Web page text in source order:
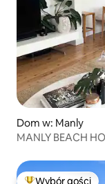
Dom w: Manly
MANLY BEACH
Wybór gości